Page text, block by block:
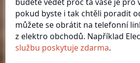
pokud byste i tak chtěli poradit
můžete se obrátit na telefonní
z elektro obchodů. Například
službu poskytuje zdarma.